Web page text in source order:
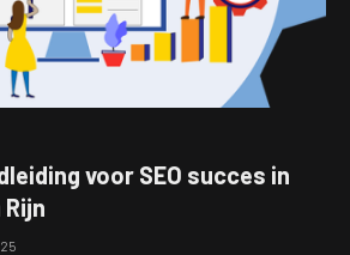
voor SEO succes in